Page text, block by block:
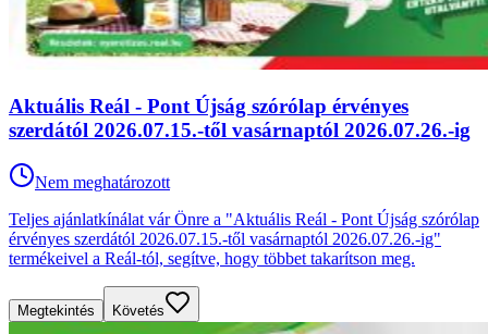
Aktuális Reál - Pont Újság szórólap érvényes
szerdától 2026.07.15.-től vasárnaptól 2026.07.26.-ig
Nem meghatározott
Teljes ajánlatkínálat vár Önre a "Aktuális Reál - Pont Újság szórólap
érvényes szerdától 2026.07.15.-től vasárnaptól 2026.07.26.-ig"
termékeivel a Reál-tól, segítve, hogy többet takarítson meg.
Megtekintés Követés